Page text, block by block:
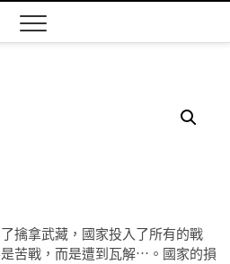
擒拿武藏，國家投入了所有的戰
苦戰，而是遭到瓦解⋯。國家的損